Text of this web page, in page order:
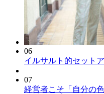
06
イルサルト的セット
07
経営者こそ「自分の